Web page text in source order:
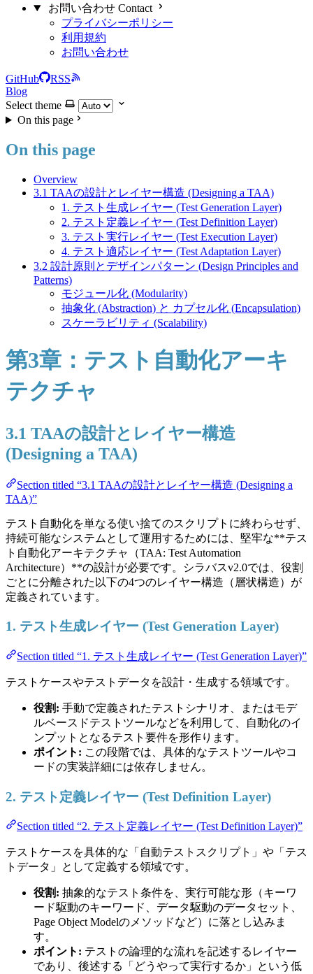
お問い合わせ Contact
プライバシーポリシー
利用規約
お問い合わせ
GitHub
RSS
Blog
Select theme
On this page
On this page
Overview
3.1 TAAの設計とレイヤー構造 (Designing a TAA)
1. テスト生成レイヤー (Test Generation Layer)
2. テスト定義レイヤー (Test Definition Layer)
3. テスト実行レイヤー (Test Execution Layer)
4. テスト適応レイヤー (Test Adaptation Layer)
3.2 設計原則とデザインパターン (Design Principles and
Patterns)
モジュール化 (Modularity)
抽象化 (Abstraction) と カプセル化 (Encapsulation)
スケーラビリティ (Scalability)
第3章：テスト自動化アーキ
テクチャ
3.1 TAAの設計とレイヤー構造
(Designing a TAA)
Section titled “3.1 TAAの設計とレイヤー構造 (Designing a
TAA)”
テスト自動化を単なる使い捨てのスクリプトに終わらせず、
持続可能なシステムとして運用するためには、堅牢な**テス
ト自動化アーキテクチャ（TAA: Test Automation
Architecture）**の設計が必要です。シラバスv2.0では、役割
ごとに分離された以下の4つのレイヤー構造（層状構造）が
定義されています。
1. テスト生成レイヤー (Test Generation Layer)
Section titled “1. テスト生成レイヤー (Test Generation Layer)”
テストケースやテストデータを設計・生成する領域です。
役割: 手動で定義されたテストシナリオ、またはモデ
ルベースドテストツールなどを利用して、自動化のイ
ンプットとなるテスト要件を形作ります。
ポイント: この段階では、具体的なテストツールやコ
ードの実装詳細には依存しません。
2. テスト定義レイヤー (Test Definition Layer)
Section titled “2. テスト定義レイヤー (Test Definition Layer)”
テストケースを具体的な「自動テストスクリプト」や「テス
トデータ」として定義する領域です。
役割: 抽象的なテスト条件を、実行可能な形（キーワ
ード駆動のキーワード、データ駆動のデータセット、
Page Object Modelのメソッドなど）に落とし込みま
す。
ポイント: テストの論理的な流れを記述するレイヤー
であり、後述する「どうやって実行するか」という低